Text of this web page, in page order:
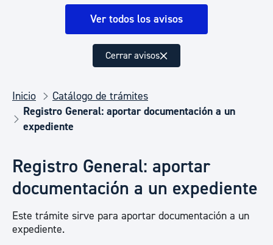
Ver todos los avisos
Cerrar avisos
Inicio
Catálogo de trámites
Registro General: aportar documentación a un
expediente
Registro General: aportar
documentación a un expediente
Este trámite sirve para aportar documentación a un
expediente.